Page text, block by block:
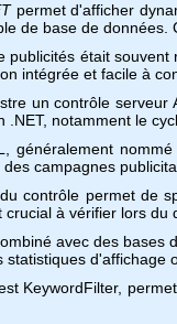
permet d'afficher
de base de
publicités était
intégrée et facile à
un contrôle
notamment le
généralement
campagnes
contrôle permet de
à vérifier lors du
avec des bases
d'affichage
KeywordFilter,